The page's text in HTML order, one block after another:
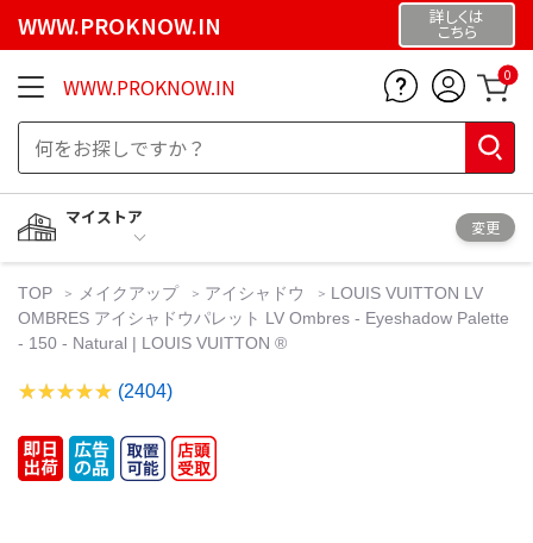
WWW.PROKNOW.IN 詳しくは
こちら
WWW.PROKNOW.IN 0
マイストア
変更
TOP メイクアップ アイシャドウ
LOUIS VUITTON LV
OMBRES アイシャドウパレット LV Ombres - Eyeshadow Palette
- 150 - Natural | LOUIS VUITTON ®
(2404)